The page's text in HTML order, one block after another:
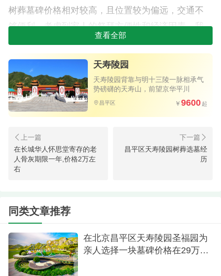
树葬墓碑价格相对较高，且位置较为偏远，交通不
够便利。考虑到家人的祭拜方便性和经济因素，我
决定暂时放下这里，继续寻找。
第二天：探访天寿陵园
第二天，我来到了位于昌平区的天寿陵园。天
寿陵园是北京知名的陵园之一，不仅环境优雅，而
且管理规范。这里的树葬区域布局合理，每一片树
葬区都充满了生机与和谐。在工作人员的详细介绍
下，我了解到天寿陵园的树葬墓碑种类多样，价格
也相对合理。更重要的是，陵园的交通十分便利，
查看全部
天寿陵园
天寿陵园背靠与明十三陵一脉相承气
势磅礴的天寿山，前望京华平川
昌平区 9600
在长城华人怀思堂寄存的老
人骨灰期限一年,价格2万左
右
昌平区天寿陵园树葬选墓经
历
同类文章推荐
在北京昌平区天寿陵园圣福园为
亲人选择一块墓碑价格在29万左